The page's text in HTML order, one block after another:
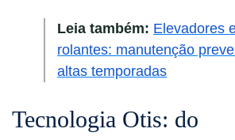
Leia também: Elevadores
rolantes: manutenção
altas temporadas
Tecnologia Otis: do